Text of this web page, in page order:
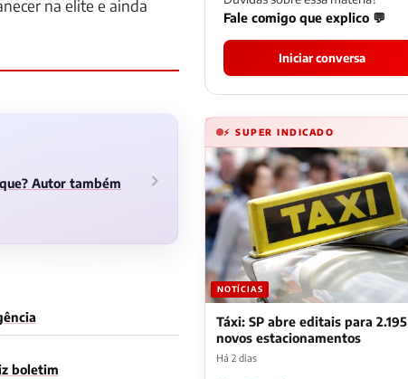
na elite e ainda
Autor também
boletim
Fale comigo que explico 💬
Iniciar conversa
⚡ SUPER INDICADO
NOTÍCIAS
Táxi: SP abre editais para 2.195
novos estacionamentos
Há 2 dias